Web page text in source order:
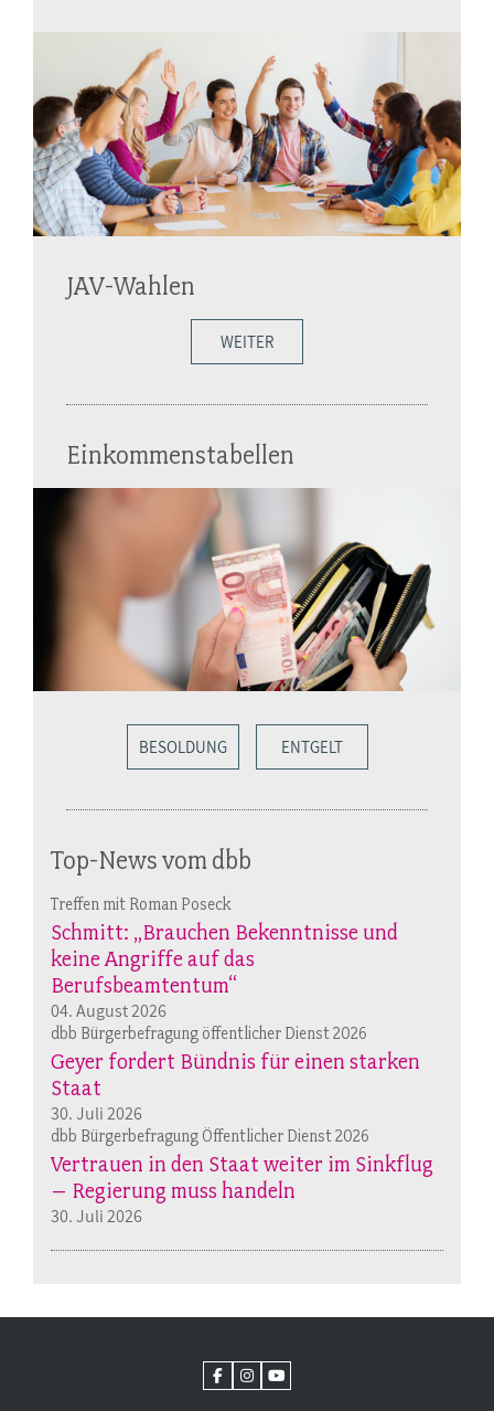
JAV-Wahlen
WEITER
Einkommenstabellen
BESOLDUNG ENTGELT
Top-News vom dbb
Treffen mit Roman Poseck
Schmitt: „Brauchen Bekenntnisse und
keine Angriffe auf das
Berufsbeamtentum“
04. August 2026
dbb Bürgerbefragung öffentlicher Dienst 2026
Geyer fordert Bündnis für einen starken
Staat
30. Juli 2026
dbb Bürgerbefragung Öffentlicher Dienst 2026
Vertrauen in den Staat weiter im Sinkflug
– Regierung muss handeln
30. Juli 2026